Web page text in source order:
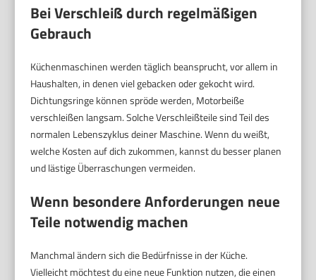
Bei Verschleiß durch regelmäßigen
Gebrauch
Küchenmaschinen werden täglich beansprucht, vor allem in
Haushalten, in denen viel gebacken oder gekocht wird.
Dichtungsringe können spröde werden, Motorbeiße
verschleißen langsam. Solche Verschleißteile sind Teil des
normalen Lebenszyklus deiner Maschine. Wenn du weißt,
welche Kosten auf dich zukommen, kannst du besser planen
und lästige Überraschungen vermeiden.
Wenn besondere Anforderungen neue
Teile notwendig machen
Manchmal ändern sich die Bedürfnisse in der Küche.
Vielleicht möchtest du eine neue Funktion nutzen, die einen